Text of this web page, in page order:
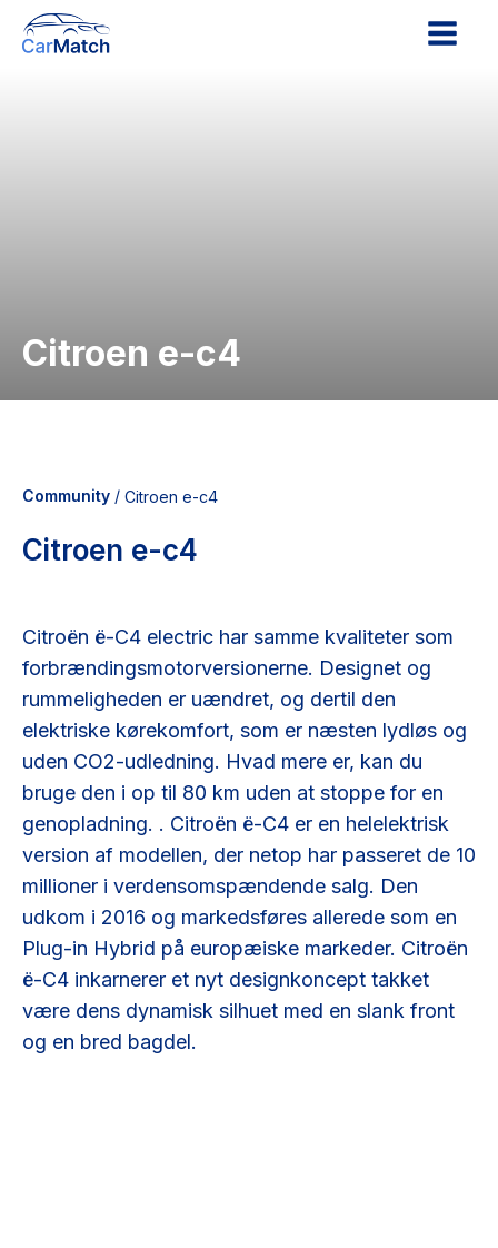
Citroen e-c4
Community / Citroen e-c4
Citroen e-c4
Citroën ë-C4 electric har samme kvaliteter som
forbrændingsmotorversionerne. Designet og
rummeligheden er uændret, og dertil den
elektriske kørekomfort, som er næsten lydløs og
uden CO2-udledning. Hvad mere er, kan du
bruge den i op til 80 km uden at stoppe for en
genopladning. . Citroën ë-C4 er en helelektrisk
version af modellen, der netop har passeret de 10
millioner i verdensomspændende salg. Den
udkom i 2016 og markedsføres allerede som en
Plug-in Hybrid på europæiske markeder. Citroën
ë-C4 inkarnerer et nyt designkoncept takket
være dens dynamisk silhuet med en slank front
og en bred bagdel.